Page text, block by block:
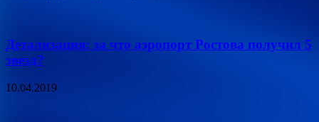
Детализация: за что аэропорт Ростова получил 5
звезд?
10.04.2019